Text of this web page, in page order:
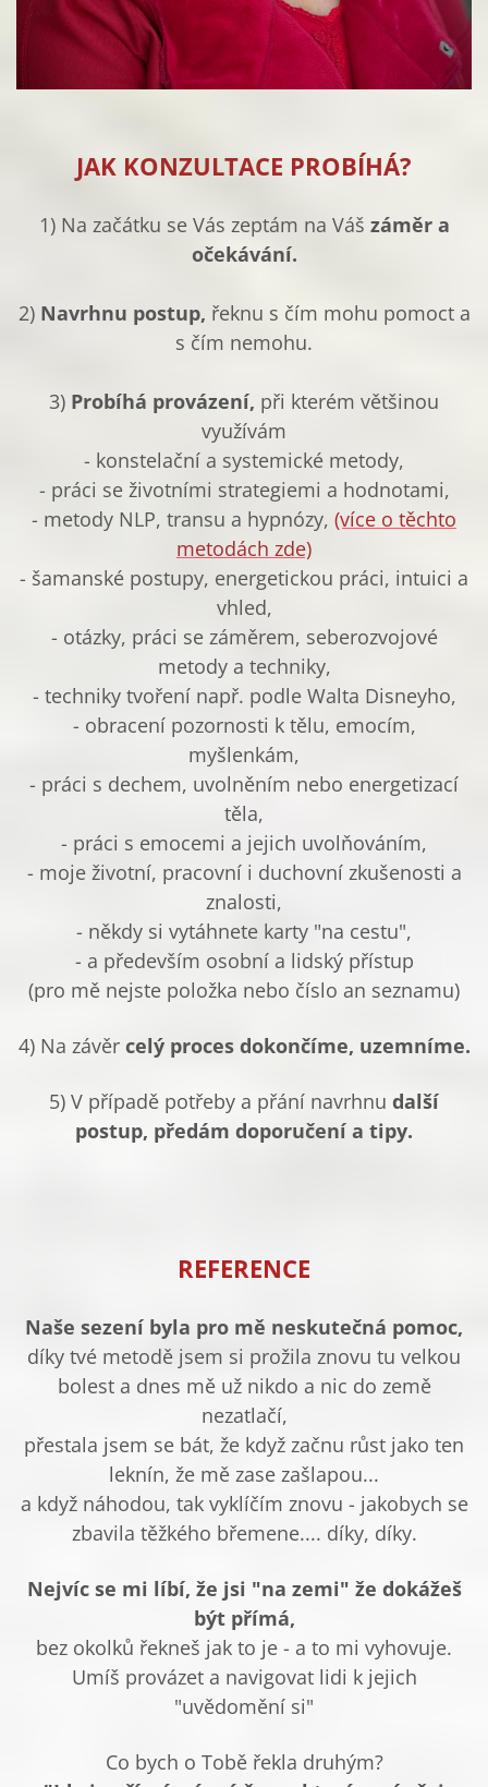
JAK KONZULTACE PROBÍHÁ?
1) Na začátku se Vás zeptám na Váš záměr a
očekávání.
2)Navrhnu postup, řeknu s čím mohu pomoct a
s čím nemohu.
3) Probíhá provázení, při kterém většinou
využívám
- konstelační a systemické metody,
- práci se životními strategiemi a hodnotami,
- metody NLP, transu a hypnózy, (více o těchto
metodách zde)
- šamanské postupy, energetickou práci, intuici a
vhled,
- otázky, práci se záměrem, seberozvojové
metody a techniky,
- techniky tvoření např. podle Walta Disneyho,
- obracení pozornosti k tělu, emocím,
myšlenkám,
- práci s dechem, uvolněním nebo energetizací
těla,
- práci s emocemi a jejich uvolňováním,
- moje životní, pracovní i duchovní zkušenosti a
znalosti,
- někdy si vytáhnete karty "na cestu",
- a především osobní a lidský přístup
(pro mě nejste položka nebo číslo an seznamu)
4) Na závěr celý proces dokončíme, uzemníme.
5) V případě potřeby a přání navrhnu další
postup, předám doporučení a tipy.
REFERENCE
Naše sezení byla pro mě neskutečná pomoc,
díky tvé metodě jsem si prožila znovu tu velkou
bolest a dnes mě už nikdo a nic do země
nezatlačí,
přestala jsem se bát, že když začnu růst jako ten
leknín, že mě zase zašlapou...
a když náhodou, tak vyklíčím znovu - jakobych se
zbavila těžkého břemene.... díky, díky.
Nejvíc se mi líbí, že jsi "na zemi" že dokážeš
být přímá,
bez okolků řekneš jak to je - a to mi vyhovuje.
Umíš provázet a navigovat lidi k jejich
"uvědomění si"
Co bych o Tobě řekla druhým?